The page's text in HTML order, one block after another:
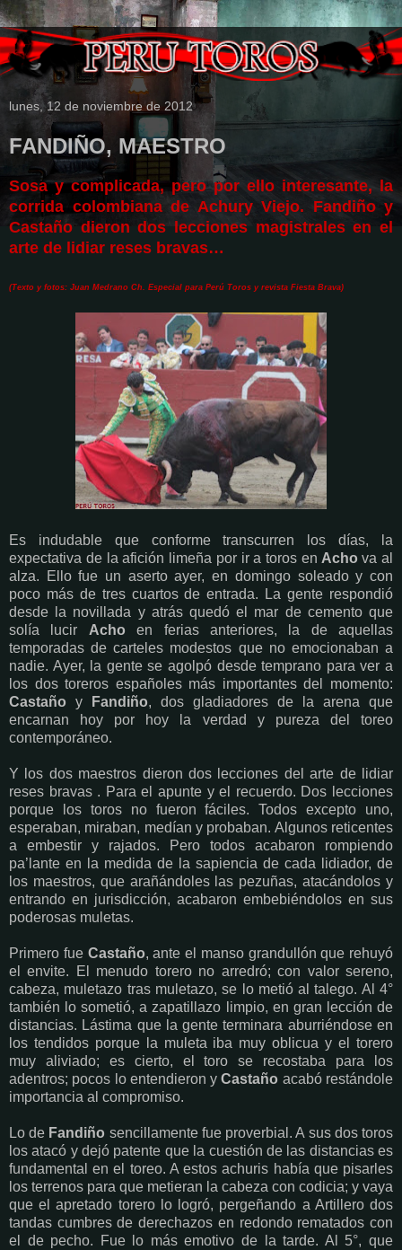
lunes, 12 de noviembre de 2012
FANDIÑO, MAESTRO
Sosa y complicada, pero por ello interesante, la
corrida colombiana de Achury Viejo. Fandiño y
Castaño dieron dos lecciones magistrales en el
arte de lidiar reses bravas…
(Texto y fotos: Juan Medrano Ch. Especial para Perú Toros y revista Fiesta Brava)
Es indudable que conforme transcurren los días, la
expectativa de la afición limeña por ir a toros en Acho va al
alza. Ello fue un aserto ayer, en domingo soleado y con
poco más de tres cuartos de entrada. La gente respondió
desde la novillada y atrás quedó el mar de cemento que
solía lucir Acho en ferias anteriores, la de aquellas
temporadas de carteles modestos que no emocionaban a
nadie. Ayer, la gente se agolpó desde temprano para ver a
los dos toreros españoles más importantes del momento:
Castaño y Fandiño, dos gladiadores de la arena que
encarnan hoy por hoy la verdad y pureza del toreo
contemporáneo.
Y los dos maestros dieron dos lecciones del arte de lidiar
reses bravas . Para el apunte y el recuerdo. Dos lecciones
porque los toros no fueron fáciles. Todos excepto uno,
esperaban, miraban, medían y probaban. Algunos reticentes
a embestir y rajados. Pero todos acabaron rompiendo
pa’lante en la medida de la sapiencia de cada lidiador, de
los maestros, que arañándoles las pezuñas, atacándolos y
entrando en jurisdicción, acabaron embebiéndolos en sus
poderosas muletas.
Primero fue Castaño, ante el manso grandullón que rehuyó
el envite. El menudo torero no arredró; con valor sereno,
cabeza, muletazo tras muletazo, se lo metió al talego. Al 4°
también lo sometió, a zapatillazo limpio, en gran lección de
distancias. Lástima que la gente terminara aburriéndose en
los tendidos porque la muleta iba muy oblicua y el torero
muy aliviado; es cierto, el toro se recostaba para los
adentros; pocos lo entendieron yCastaño acabó restándole
importancia al compromiso.
Lo de Fandiño sencillamente fue proverbial. A sus dos toros
los atacó y dejó patente que la cuestión de las distancias es
fundamental en el toreo. A estos achuris había que pisarles
los terrenos para que metieran la cabeza con codicia; y vaya
que el apretado torero lo logró, pergeñando a Artillero dos
tandas cumbres de derechazos en redondo rematados con
el de pecho. Fue lo más emotivo de la tarde. Al 5°, que